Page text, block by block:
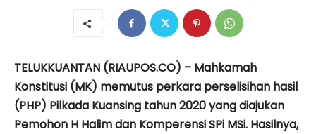
TELUKKUANTAN (RIAUPOS.CO) – Mahkamah
Konstitusi (MK) memutus perkara perselisihan hasil
(PHP) Pilkada Kuansing tahun 2020 yang diajukan
Pemohon H Halim dan Komperensi SPi MSi. Hasilnya,